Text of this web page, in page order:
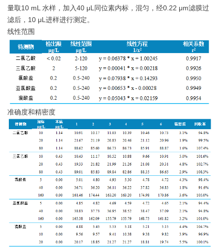
量取10 mL 水样，加入40 μL同位素内标，混匀，经0.22 μm滤膜过
滤后，10 μL进样进行测定。
线性范围
准确度和精密度